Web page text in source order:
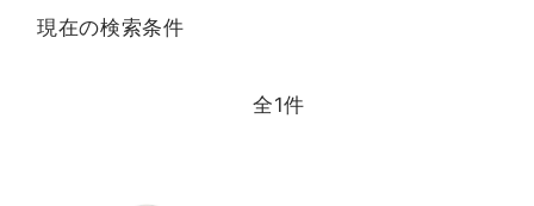
現在の検索条件
全1件